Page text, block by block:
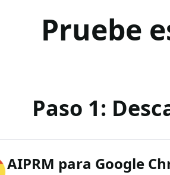
Pruebe
Paso 1:
AIPRM para Google